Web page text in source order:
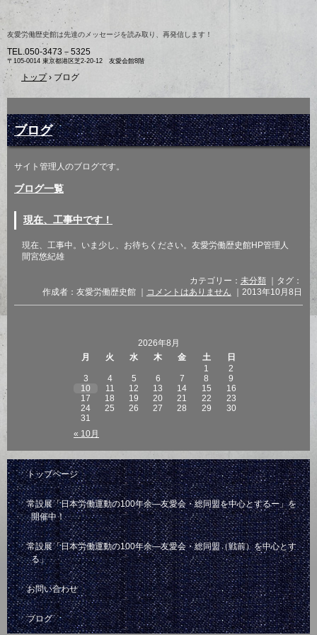
友愛労働歴史館は先達のメッセージを読み取り、再発信します！
TEL.050-3473－5325
〒105-0014 東京都港区芝2-20-12 友愛会館8階
トップ› ブログ
ブログ
サイト管理人のブログです。
ブログ一覧
現在、工事中です！
現在、工事中。いま少し、お待ちください。友愛労働歴史館HP管理人
間宮悠紀雄
カテゴリー： 未分類｜タグ：
作成者：友愛労働歴史館 ｜ コメントはありません ｜2013年10月8日
2026年8月
月
火 水 木 金 土 日
« 10月
1
2
3
4 5 6 7 8
9
10
11 12 13 14 15
16
17
18 19 20 21 22
23
24
25 26 27 28 29
30
31
トップページ
常設展「日本労働運動の100年余―友愛会・総同盟を中心とするー」を
開催中！
常設展「日本労働運動の100年余―友愛会・総同盟（戦前）を中心とす
る」
お問い合わせ
ブログ